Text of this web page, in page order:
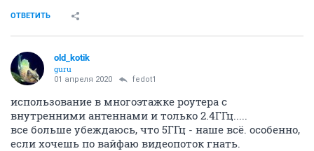
ОТВЕТИТЬ
old_kotik
guru
01 апреля 2020 fedot1
использование в многоэтажке роутера с
внутренними антеннами и только 2.4ГГц.....
все больше убеждаюсь, что 5ГГц - наше всё. особенно,
если хочешь по вайфаю видеопоток гнать.